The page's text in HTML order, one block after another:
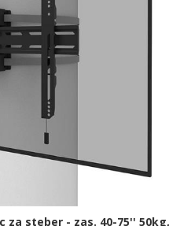
za steber - zas. 40-75'' 50kg,